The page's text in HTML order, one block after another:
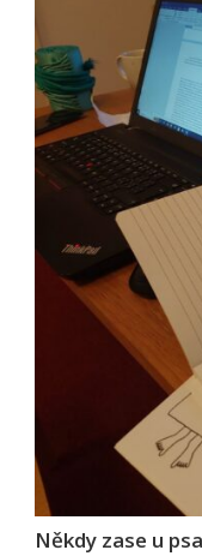
Někdy zase u